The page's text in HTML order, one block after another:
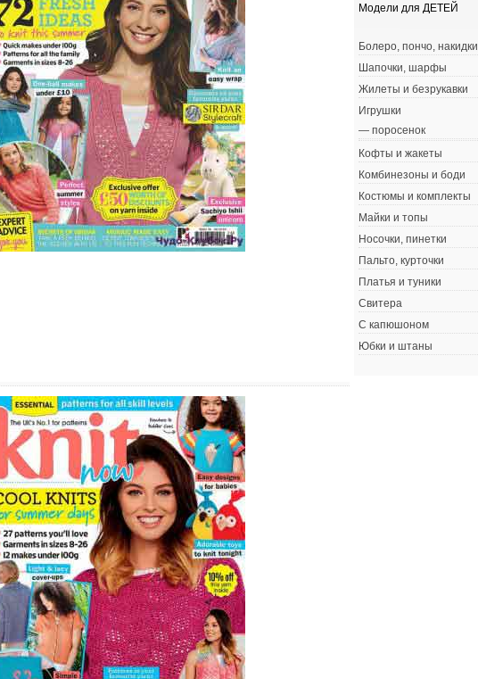
Модели для ДЕТЕЙ
Болеро, пончо, накидки
Шапочки, шарфы
Жилеты и безрукавки
Игрушки
— поросенок
Кофты и жакеты
Комбинезоны и боди
Костюмы и комплекты
Майки и топы
Носочки, пинетки
Пальто, курточки
Платья и туники
Свитера
С капюшоном
Юбки и штаны